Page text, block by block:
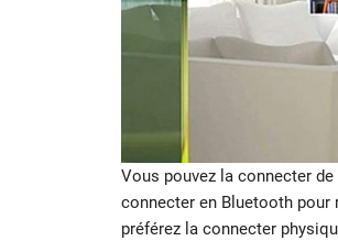
Vous pouvez la connecter
connecter en Bluetooth
préférez la connecter